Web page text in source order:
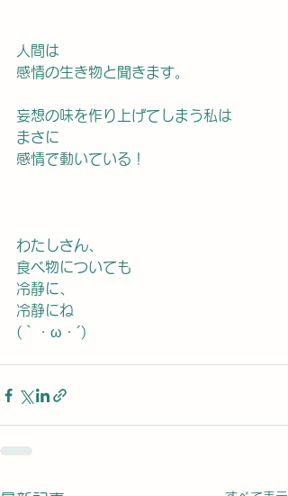
人間は
感情の生き物と聞きます。
妄想の味を作り上げてしまう私は
まさに
感情で動いている！
わたしさん、
食べ物についても
冷静に、
冷静にね
(｀・ω・´)